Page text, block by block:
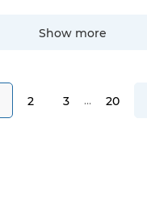
Show more
2 3 … 20